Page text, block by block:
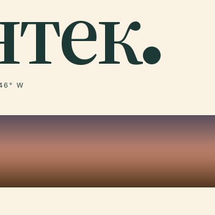
W